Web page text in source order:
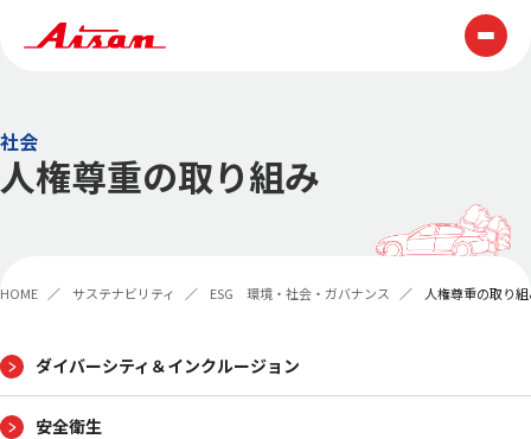
テクノロジー ものづくり
製品情報
企業情報
AISAN早わかり
社会
人権尊重の取り組み
HOME サステナビリティ ESG 環境・社会・ガバナンス 人権尊重の取り
ダイバーシティ＆インクルージョン
安全衛生